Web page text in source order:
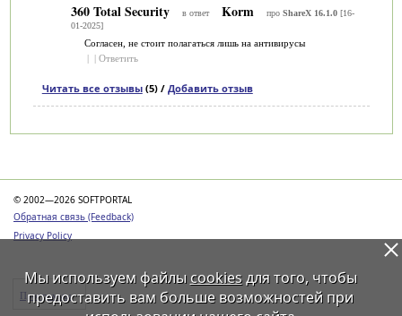
360 Total Security в ответ Korm про ShareX 16.1.0[16-
01-2025]
Согласен, не стоит полагаться лишь на антивирусы
Ответить
Читать все отзывы(5) / Добавить отзыв
© 2002—2026 SOFTPORTAL
Обратная связь (Feedback)
Privacy Policy
Программы
Мы используем файлы cookiesдля того, чтобы
предоставить вам больше возможностей при